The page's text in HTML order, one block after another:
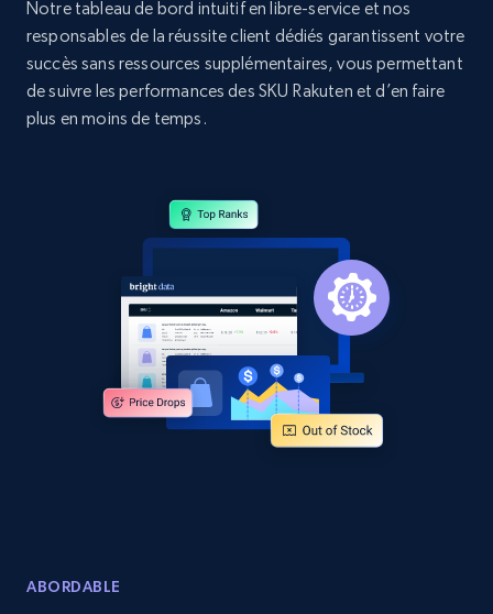
Amazon products global dataset - Collect
price, Currency, Availability, Reviews count, and
Commencer
Home Depot US
URL, Domain, Country code, Model number,
Sku, Product id, Product name, Manufacturer,
Notre tableau de bord intuitif en libre-service et nos
responsables de la réussite client dédiés garantissent votre
succès sans ressources supplémentaires, vous permettant
de suivre les performances des SKU Rakuten et d’en faire
plus en moins de temps.
ABORDABLE